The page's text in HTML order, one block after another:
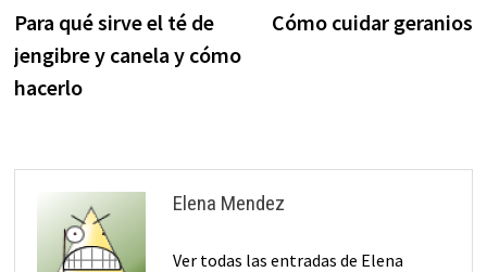
de
entradas
anterior:
Para qué sirve el té de
jengibre y canela y cómo
hacerlo
Cómo cuidar geranios
Elena Mendez
Ver todas las entradas de Elena